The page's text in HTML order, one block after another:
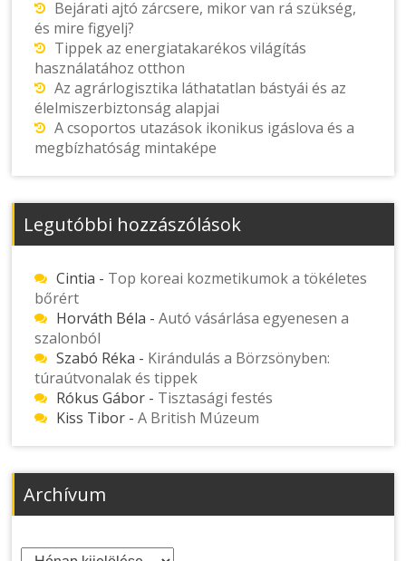
Bejárati ajtó zárcsere, mikor van rá szükség,
és mire figyelj?
Tippek az energiatakarékos világítás
használatához otthon
Az agrárlogisztika láthatatlan bástyái és az
élelmiszerbiztonság alapjai
A csoportos utazások ikonikus igáslova és a
megbízhatóság mintaképe
Legutóbbi hozzászólások
Cintia - Top koreai kozmetikumok a tökéletes
bőrért
Horváth Béla -Autó vásárlása egyenesen a
szalonból
Szabó Réka - Kirándulás a Börzsönyben:
túraútvonalak és tippek
Rókus Gábor - Tisztasági festés
Kiss Tibor -A British Múzeum
Archívum
Archívum